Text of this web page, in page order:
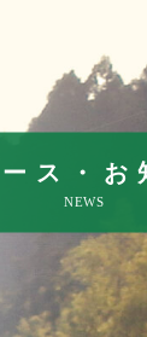
ス・お
NEWS